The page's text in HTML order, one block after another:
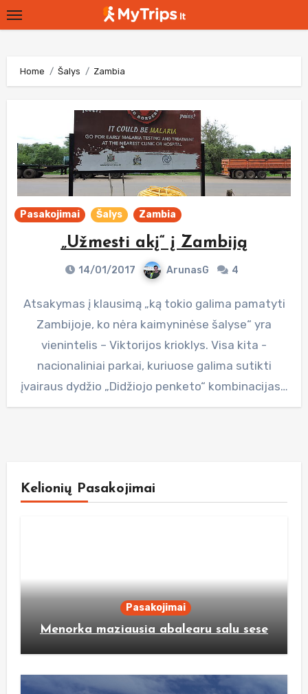
Skip
to
Home Šalys Zambia
Pasakojimai Šalys Zambia
„Užmesti akį“ į Zambiją
14/01/2017 ArunasG 4
Atsakymas į klausimą „ką tokio galima pamatyti
Zambijoje, ko nėra kaimyninėse šalyse“ yra
vienintelis – Viktorijos krioklys. Visa kita -
nacionaliniai parkai, kuriuose galima sutikti
įvairaus dydžio „Didžiojo penketo“ kombinacijas…
Kelionių Pasakojimai
Pasakojimai
Menorka maziausia abalearu salu sese